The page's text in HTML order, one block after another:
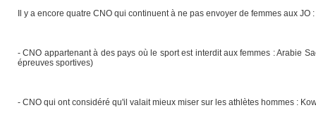
Il y a encore quatre CNO qui continuent à ne pas envoyer de femmes aux JO :
- CNO appartenant à des pays où le sport est interdit aux femmes : Arabie
épreuves sportives)
- CNO qui ont considéré qu'il valait mieux miser sur les athlètes hommes :